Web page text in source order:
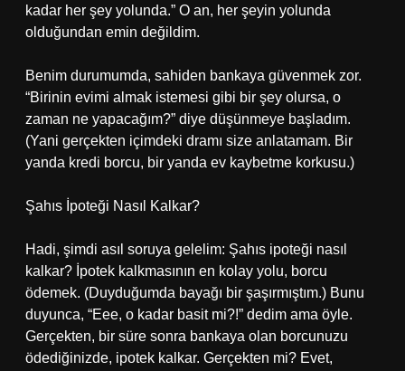
kadar her şey yolunda.” O an, her şeyin yolunda
olduğundan emin değildim.
Benim durumumda, sahiden bankaya güvenmek zor.
“Birinin evimi almak istemesi gibi bir şey olursa, o
zaman ne yapacağım?” diye düşünmeye başladım.
(Yani gerçekten içimdeki dramı size anlatamam. Bir
yanda kredi borcu, bir yanda ev kaybetme korkusu.)
Şahıs İpoteği Nasıl Kalkar?
Hadi, şimdi asıl soruya gelelim: Şahıs ipoteği nasıl
kalkar? İpotek kalkmasının en kolay yolu, borcu
ödemek. (Duyduğumda bayağı bir şaşırmıştım.) Bunu
duyunca, “Eee, o kadar basit mi?!” dedim ama öyle.
Gerçekten, bir süre sonra bankaya olan borcunuzu
ödediğinizde, ipotek kalkar. Gerçekten mi? Evet,